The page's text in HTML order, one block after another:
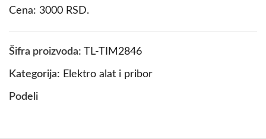
Cena: 3000 RSD.
Šifra proizvoda: TL-TIM2846
Kategorija: Elektro alat i pribor
Podeli